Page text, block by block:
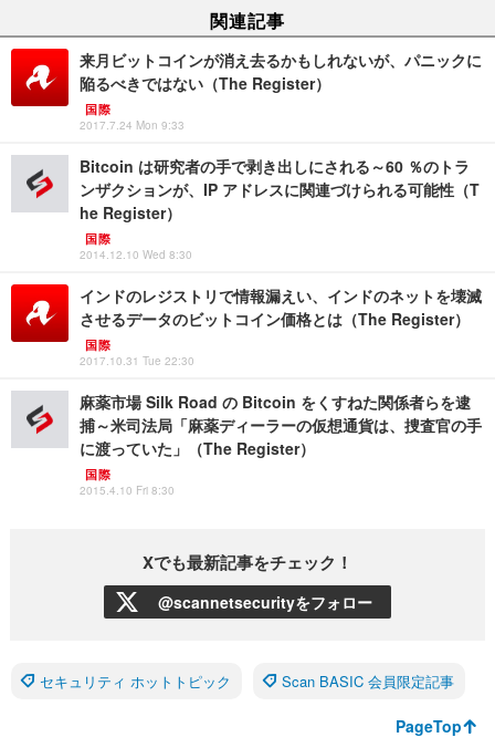
関連記事
来月ビットコインが消え去るかもしれないが、パニックに
陥るべきではない（The Register）
国際
2017.7.24 Mon 9:33
Bitcoin は研究者の手で剥き出しにされる～60 ％のトラ
ンザクションが、IP アドレスに関連づけられる可能性（T
he Register）
国際
2014.12.10 Wed 8:30
インドのレジストリで情報漏えい、インドのネットを壊滅
させるデータのビットコイン価格とは（The Register）
国際
2017.10.31 Tue 22:30
麻薬市場 Silk Road の Bitcoin をくすねた関係者らを逮
捕～米司法局「麻薬ディーラーの仮想通貨は、捜査官の手
に渡っていた」（The Register）
国際
2015.4.10 Fri 8:30
Xでも最新記事をチェック！
@scannetsecurityをフォロー
セキュリティ ホットトピック Scan BASIC 会員限定記事
PageTop